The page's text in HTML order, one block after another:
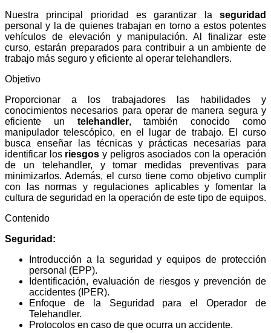
Nuestra principal prioridad es garantizar la seguridad
personal y la de quienes trabajan en torno a estos potentes
vehículos de elevación y manipulación. Al finalizar este
curso, estarán preparados para contribuir a un ambiente de
trabajo más seguro y eficiente al operar telehandlers.
Objetivo
Proporcionar a los trabajadores las habilidades y
conocimientos necesarios para operar de manera segura y
eficiente un telehandler, también conocido como
manipulador telescópico, en el lugar de trabajo. El curso
busca enseñar las técnicas y prácticas necesarias para
identificar los riesgos y peligros asociados con la operación
de un telehandler, y tomar medidas preventivas para
minimizarlos. Además, el curso tiene como objetivo cumplir
con las normas y regulaciones aplicables y fomentar la
cultura de seguridad en la operación de este tipo de equipos.
Contenido
Seguridad:
Introducción a la seguridad y equipos de protección
personal (EPP).
Identificación, evaluación de riesgos y prevención de
accidentes (IPER).
Enfoque de la Seguridad para el Operador de
Telehandler.
Protocolos en caso de que ocurra un accidente.